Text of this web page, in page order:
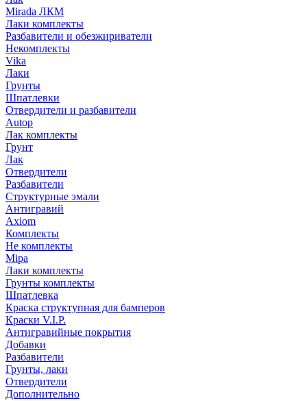
Mirada ЛКМ
Лаки комплекты
Разбавители и обезжириватели
Некомплекты
Vika
Лаки
Грунты
Шпатлевки
Отвердители и разбавители
Autop
Лак комплекты
Грунт
Лак
Отвердители
Разбавители
Структурные эмали
Антигравий
Axiom
Комплекты
Не комплекты
Mipa
Лаки комплекты
Грунты комплекты
Шпатлевка
Краска структупная для бамперов
Краски V.I.P.
Антигравийные покрытия
Добавки
Разбавители
Грунты, лаки
Отвердители
Дополнительно